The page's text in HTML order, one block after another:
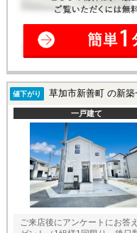
値下がり 草加市新善町 の新築
一戸建て
ご来店後にアンケートにお答